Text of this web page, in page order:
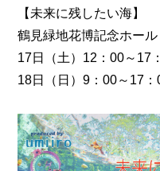
【未来に残したい海】
鶴見緑地花博記念ホール
17日（土）12：00～17
18日（日）9：00～17：